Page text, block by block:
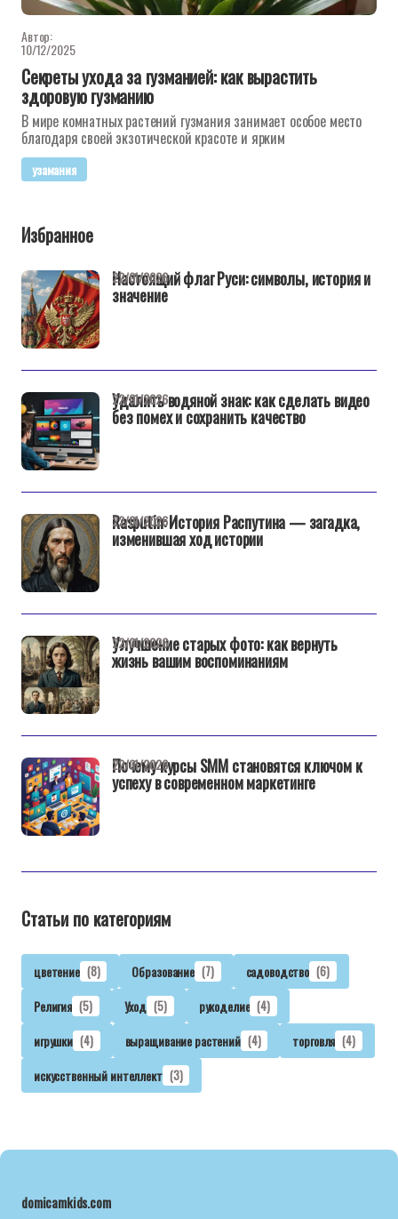
Автор:
10/12/2025
Секреты ухода за гузманией: как вырастить
здоровую гузманию
В мире комнатных растений гузмания занимает особое место
благодаря своей экзотической красоте и ярким
узамания
Избранное
Настоящий флаг Руси: символы, история и
значение
22/01/2026
Удалить водяной знак: как сделать видео
без помех и сохранить качество
22/01/2026
Rasputin: История Распутина — загадка,
изменившая ход истории
22/01/2026
Улучшение старых фото: как вернуть
жизнь вашим воспоминаниям
22/01/2026
Почему курсы SMM становятся ключом к
успеху в современном маркетинге
22/01/2026
Статьи по категориям
цветение (8) Образование (7) садоводство (6)
Религия (5) Уход (5) рукоделие (4)
игрушки (4) выращивание растений (4) торговля (4)
искусственный интеллект (3)
domicamkids.com